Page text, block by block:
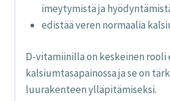
imeytymistä ja
edistää veren normaalia
D-vitamiinilla on keskeinen rooli
kalsiumtasapainossa ja se on
luurakenteen ylläpitämiseksi.